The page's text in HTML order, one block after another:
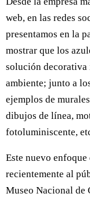
web, en las redes
presentamos en la
mostrar que los
solución decorativa
ambiente; junto a
ejemplos de
dibujos de línea,
fotoluminiscente,
Este nuevo enfoque
recientemente al
Museo Nacional de